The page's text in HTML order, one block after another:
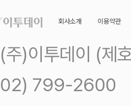
회사소개 이용약관
(주)이투데이 (제
02) 799-2600